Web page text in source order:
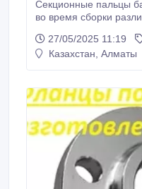
Секционные пальцы
во время сборки
конструкции, рассматриваемые запчасти должны
быть без брака и
проверенными
использующими
также новейшие
27/05/2025 11:19
Казахстан, Алматы